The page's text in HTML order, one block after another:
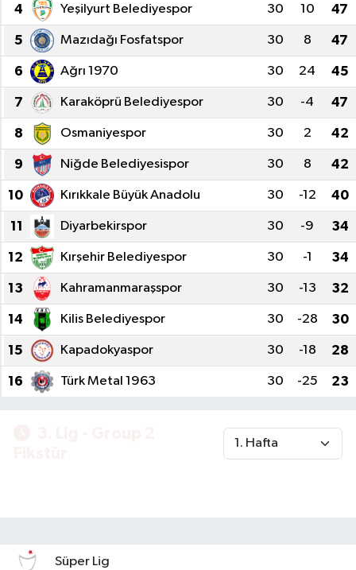
4 Yeşilyurt Belediyespor 30 10 47
5 Mazıdağı Fosfatspor 30 8 47
6 Ağrı 1970 30 24 45
7 Karaköprü Belediyespor 30 -4 47
8 Osmaniyespor 30 2 42
9 Niğde Belediyesispor 30 8 42
10 Kırıkkale Büyük Anadolu 30 -12 40
11 Diyarbekirspor 30 -9 34
12 Kırşehir Belediyespor 30 -1 34
13 Kahramanmaraşspor 30 -13 32
14 Kilis Belediyespor 30 -28 30
15 Kapadokyaspor 30 -18 28
16 Türk Metal 1963 30 -25 23
Süper Lig
Son Dakika Haberleri
Haber Arşivi